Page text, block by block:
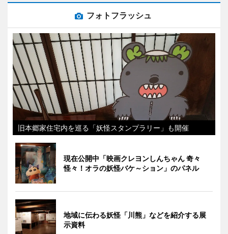
フォトフラッシュ
旧本郷家住宅内を巡る「妖怪スタンプラリー」も開催
現在公開中「映画クレヨンしんちゃん 奇々
怪々！オラの妖怪バケ～ション」のパネル
地域に伝わる妖怪「川熊」などを紹介する展
示資料